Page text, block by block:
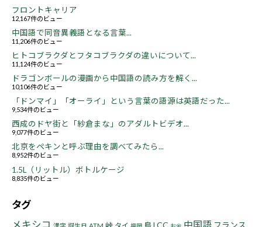
フロントキャリア
12,167件のビュー
中国語で同音異義語となる言葉...
11,206件のビュー
ヒトコブラクダとフタコブラクダの違いについて...
11,124件のビュー
ドラゴンボールの漫画から中国語の読み方を解く...
10,106件のビュー
「ドンマイ」「オーライ」という言葉の語源は英語だった...
9,534件のビュー
西成のドヤ街と「紗倉まな」のアダルトビデオ...
9,077件のビュー
北京をペキンと呼ぶ理由を調べてみたら...
8,952件のビュー
1.5L（リットル）ボトルケージ
8,835件のビュー
タグ
メキシコ 漢字 誕生日 ATM 峠 タイ 福岡 鳥LCC お金 中国語 フランス